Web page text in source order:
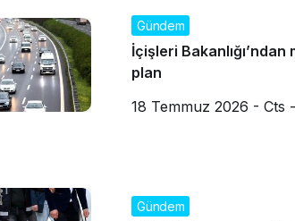
Gündem
İçişleri
plan
18 Temmuz 2026 - Cts -
Gündem